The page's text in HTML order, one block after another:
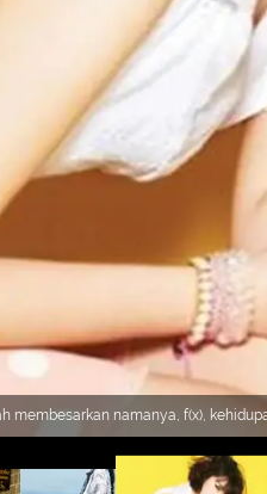
membesarkan namanya, f(x),
imej imut dan lugu. (Soompi/